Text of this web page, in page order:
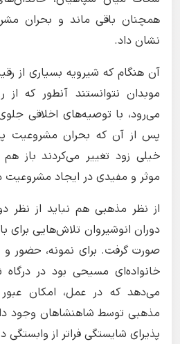
همچنان باقی ماند و بحران
نشان داد.
آن هنگام که شیرویه بسیاری از
موبدان نتوانستند آنطور که از
می‌رود، با توصیه‌های اخلاقی
پس از آن که بحران مشروعیت
خیلی زود تغییر می‌کردند باز
موثر و مفیدی در ایجاد مشروعیت
از نظر مذهبی هم نباید از نظر
دوران انوشیروان تلاش‌هایی برای
صورت گرفت. برای نمونه، حضور
خانواده‌ای مسیحی بود در درگاه
می‌دهد که در عمل، امکان عبور
مذهبی توسط شاهنشاهان وجود
پذیرای شایستگی فراتر از